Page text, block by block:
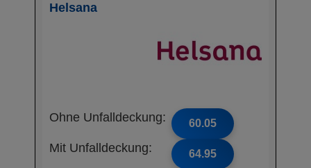
Helsana
Ohne Unfalldeckung: 60.05
Mit Unfalldeckung: 64.95